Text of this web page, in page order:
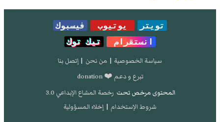
تويتر يوتيوب
فيسبوك
انستقرام
تيك توك
سياسة الخصوصية | من نحن | إتصل بنا
تبرع و دعم ❤️ donation
المحتوى مرخص تحت رخصة المشاع الإبداعي 3.0
شروط الإستخدام | إخلاء المسؤولية